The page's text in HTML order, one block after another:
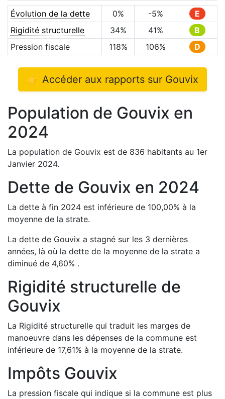
Évolution de la dette 0% -5%
E
Rigidité structurelle
34% 41%
B
Pression fiscale
118% 106% D
👉 Accéder aux rapports sur Gouvix
Population de Gouvix en
2024
La population de Gouvix est de 836 habitants au 1er
Janvier 2024.
Dette de Gouvix en 2024
La dette à fin 2024 est inférieure de 100,00% à la
moyenne de la strate.
La dette de Gouvix a stagné sur les 3 dernières
années, là où la dette de la moyenne de la strate a
diminué de 4,60% .
Rigidité structurelle de
Gouvix
La Rigidité structurelle qui traduit les marges de
manoeuvre dans les dépenses de la commune est
inférieure de 17,61% à la moyenne de la strate.
Impôts Gouvix
La pression fiscale qui indique si la commune est plus